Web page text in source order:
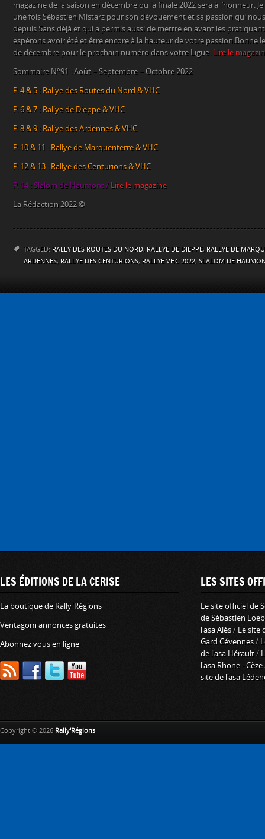
magazine de la saison en décembre ou la finale 2022 sera à l’honneur.
une fois Sébastien Mistarz pour son dévouement et sa passion qui
depuis 5ans déjà et qui a permis aussi de mettre en avant les
espérons avoir été et être encore à la hauteur de votre passion.Bonne
de décembre pour le prochain numéro dans votre Ligue. Lire le
Sommaire N°91 : Août – Septembre – Octobre 2022
P. 4 & 5 : Rallye des Routes du Nord & VHC
P. 6 & 7 : Rallye de Dieppe & VHC
P. 8 & 9 : Rallye des Ardennes & VHC
P. 10 & 11 : Rallye de Marquenterre & VHC
P. 12 & 13 : Rallye des Centurions & VHC
P. 14 : Slalom de Haumont / Lire le magazine
La Rédaction 2022 ©
TAGGED: RALLY DES ROUTES DU NORD, RALLYE DE DIEPPE, RALLYE DE
ARDENNES, RALLYE DES CENTURIONS, RALLYE VHC 2022, SLALOM DE
LES ÉDITIONS DE LA CERISE
La boutique de Rally'Régions
Ventagom annonces gratuites
Abonnez vous en ligne
LES SITES
Le site officiel de
de Sébastien Loeb
l'asa Alès/ Le site
Gard Cévennes/
de l'asa Hérault/
l'asa Rhone - Cèze
site de l'asa
Copyright © 2026 Rally'Régions